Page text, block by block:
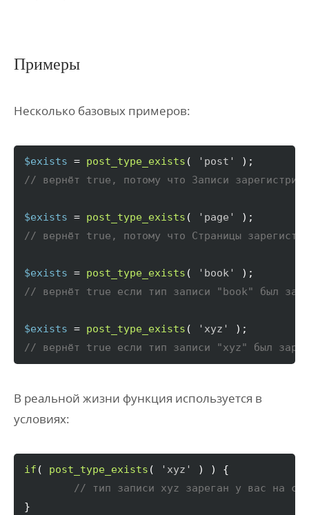
Примеры
Несколько базовых примеров:
$exists = post_type_exists ( 'post' )
// вернёт true, потому что Записи
$exists = post_type_exists ( 'page' )
// вернёт true, потому что Страницы
$exists = post_type_exists ( 'book' )
// вернёт true если тип записи "book" был
$exists = post_type_exists ( 'xyz' )
// вернёт true если тип записи "xyz" был
В реальной жизни функция используется в
условиях:
if ( post_type_exists ( 'xyz' ) )
{
// тип записи xyz зареган у вас на
}